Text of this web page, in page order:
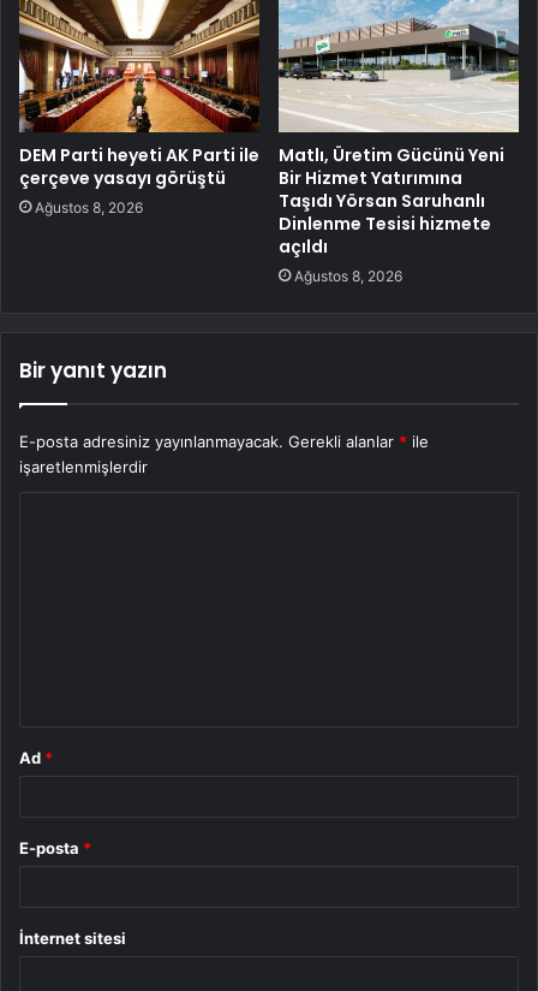
DEM Parti heyeti AK Parti ile
çerçeve yasayı görüştü
Ağustos 8, 2026
Matlı, Üretim Gücünü Yeni
Bir Hizmet Yatırımına
Taşıdı Yörsan Saruhanlı
Dinlenme Tesisi hizmete
açıldı
Ağustos 8, 2026
Bir yanıt yazın
E-posta adresiniz yayınlanmayacak. Gerekli alanlar * ile
işaretlenmişlerdir
Ad *
E-posta *
İnternet sitesi